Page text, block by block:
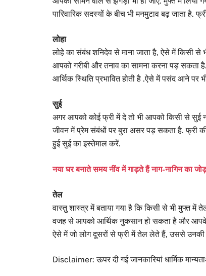
पारिवारिक सदस्यों के बीच भी मनमुटाव बढ़ जाता है.
लोहा
लोहे का संबंध शनिदेव से माना जाता है, ऐसे में किसी से
आपको गरीबी और तनाव का सामना करना पड़ सकता
आर्थिक स्थिति प्रभावित होती है .ऐसे में पसंद आने पर
सुई
अगर आपको कोई फ्री में दे तो भी आपको किसी से सुई
जीवन में प्रेम संबंधों पर बुरा असर पड़ सकता है.
हुई सुई का इस्तेमाल करें.
नया घर बनाते समय नींव में गाड़ते हैं नाग-नागिन का
तेल
वास्तु शास्त्र में बताया गया है कि किसी से भी मुफ्त
वजह से आपको आर्थिक नुकसान हो सकता है और आपके
ऐसे में जो लोग दूसरों से फ्री में तेल लेते हैं, उससे उनकी
Disclaimer: ऊपर दी गई जानकारियां धार्मिक